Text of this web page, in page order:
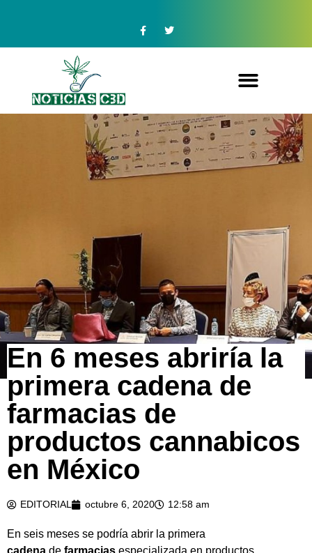
En 6 meses abriría la
primera cadena de
farmacias de
productos cannabicos
en México
EDITORIAL octubre 6, 2020 12:58 am
En seis meses se podría abrir la primera